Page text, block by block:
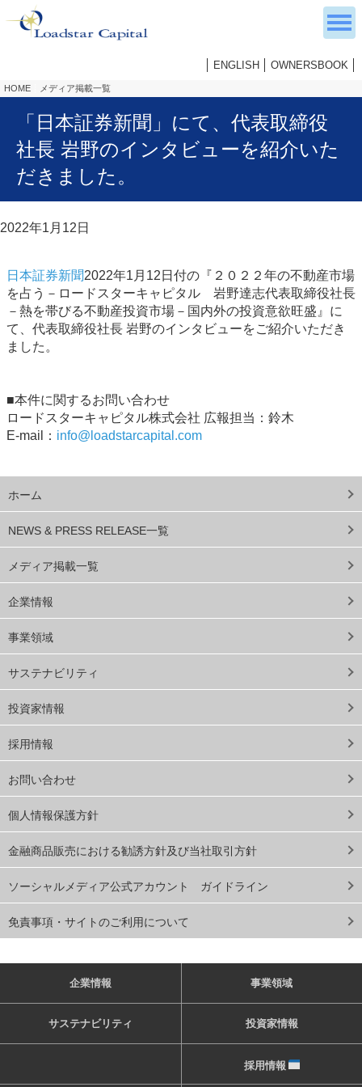
ENGLISH OWNERSBOOK
HOME メディア掲載一覧
ホーム
NEWS & PRESS RELEASE一覧
メディア掲載一覧
企業情報
事業領域
サステナビリティ
投資家情報
採用情報
お問い合わせ
個人情報保護方針
金融商品販売における勧誘方針及び当社取引方針
ソーシャルメディア公式アカウント ガイドライン
免責事項・サイトのご利用について
「日本証券新聞」にて、代表取締役
社長 岩野のインタビューを紹介いた
だきました。
2022年1月12日
日本証券新聞2022年1月12日付の『２０２２年の不動産市場
を占う－ロードスターキャピタル 岩野達志代表取締役社長
－熱を帯びる不動産投資市場－国内外の投資意欲旺盛』に
て、代表取締役社長 岩野のインタビューをご紹介いただき
ました。
■本件に関するお問い合わせ
ロードスターキャピタル株式会社 広報担当：鈴木
E-mail： info@loadstarcapital.com
企業情報 事業領域
サステナビリティ 投資家情報
採用情報